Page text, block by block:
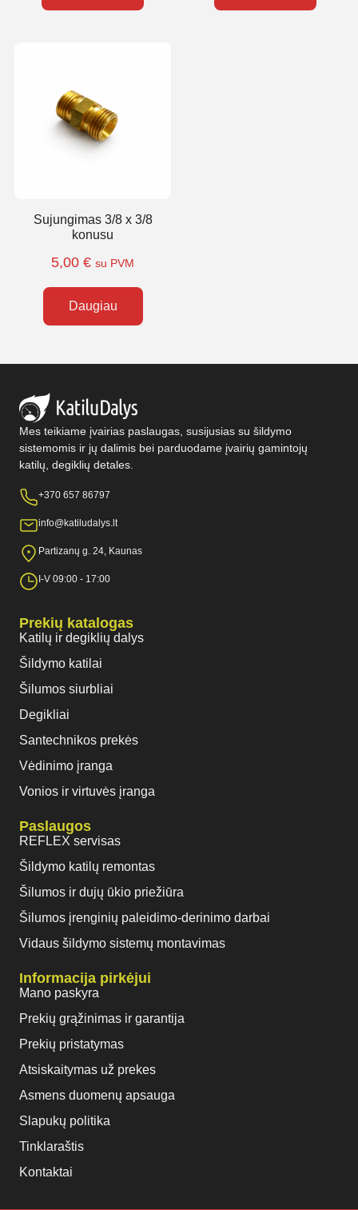
Sujungimas 3/8 x 3/8
konusu
5,00 € su PVM
Daugiau
Mes teikiame įvairias paslaugas, susijusias su šildymo
sistemomis ir jų dalimis bei parduodame įvairių gamintojų
katilų, degiklių detales.
+370 657 86797
info@katiludalys.lt
Partizanų g. 24, Kaunas
I-V 09:00 - 17:00
Prekių katalogas
Katilų ir degiklių dalys
Šildymo katilai
Šilumos siurbliai
Degikliai
Santechnikos prekės
Vėdinimo įranga
Vonios ir virtuvės įranga
Paslaugos
REFLEX servisas
Šildymo katilų remontas
Šilumos ir dujų ūkio priežiūra
Šilumos įrenginių paleidimo-derinimo darbai
Vidaus šildymo sistemų montavimas
Informacija pirkėjui
Mano paskyra
Prekių grąžinimas ir garantija
Prekių pristatymas
Atsiskaitymas už prekes
Asmens duomenų apsauga
Slapukų politika
Tinklaraštis
Kontaktai